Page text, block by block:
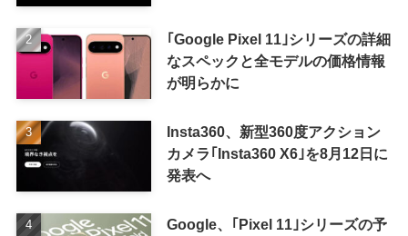
｢Google Pixel 11｣シリーズの詳細
なスペックと全モデルの価格情報
が明らかに
Insta360、新型360度アクション
カメラ｢Insta360 X6｣を8月12日に
発表へ
Google、｢Pixel 11｣シリーズの予